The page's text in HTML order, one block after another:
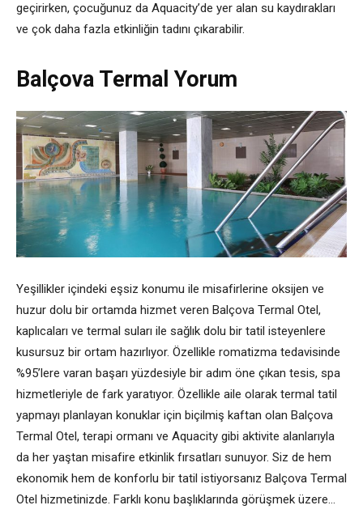
geçirirken, çocuğunuz da Aquacity’de yer alan su kaydırakları
ve çok daha fazla etkinliğin tadını çıkarabilir.
Balçova Termal Yorum
Yeşillikler içindeki eşsiz konumu ile misafirlerine oksijen ve
huzur dolu bir ortamda hizmet veren Balçova Termal Otel,
kaplıcaları ve termal suları ile sağlık dolu bir tatil isteyenlere
kusursuz bir ortam hazırlıyor. Özellikle romatizma tedavisinde
%95’lere varan başarı yüzdesiyle bir adım öne çıkan tesis, spa
hizmetleriyle de fark yaratıyor. Özellikle aile olarak termal tatil
yapmayı planlayan konuklar için biçilmiş kaftan olan Balçova
Termal Otel, terapi ormanı ve Aquacity gibi aktivite alanlarıyla
da her yaştan misafire etkinlik fırsatları sunuyor. Siz de hem
ekonomik hem de konforlu bir tatil istiyorsanız Balçova Termal
Otel hizmetinizde. Farklı konu başlıklarında görüşmek üzere…